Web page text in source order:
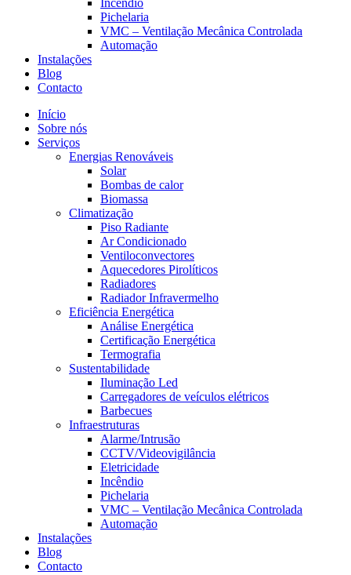
Pichelaria
VMC – Ventilação Mecânica Controlada
Automação
Instalações
Blog
Contacto
Início
Sobre nós
Serviços
Energias Renováveis
Solar
Bombas de calor
Biomassa
Climatização
Piso Radiante
Ar Condicionado
Ventiloconvectores
Aquecedores Pirolíticos
Radiadores
Radiador Infravermelho
Eficiência Energética
Análise Energética
Certificação Energética
Termografia
Sustentabilidade
Iluminação Led
Carregadores de veículos elétricos
Barbecues
Infraestruturas
Alarme/Intrusão
CCTV/Videovigilância
Eletricidade
Incêndio
Pichelaria
VMC – Ventilação Mecânica Controlada
Automação
Instalações
Blog
Contacto